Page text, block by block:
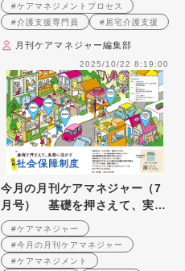
#ケアマネジメントプロセス
#介護支援専門員
#居宅介護支援
月刊ケアマネジャー編集部
2025/10/22 8:19:00
今月の月刊ケアマネジャー（7
月号） 基礎を押さえて、実務
に活かす 図解! 社会保障制度
#ケアマネジャー
#今月の月刊ケアマネジャー
#ケアマネジメント